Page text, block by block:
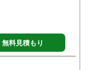
無料見積もり